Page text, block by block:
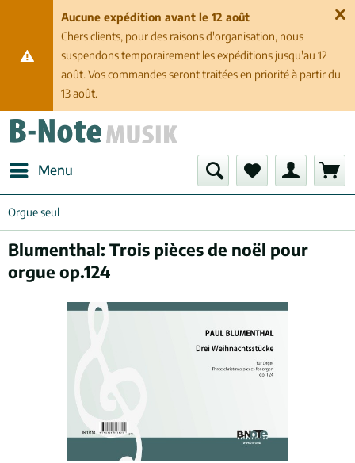
Aucune expédition avant le 12 août
Chers clients, pour des raisons d'organisation, nous
suspendons temporairement les expéditions jusqu'au 12
août. Vos commandes seront traitées en priorité à partir du
13 août.
Menu
Orgue seul
Blumenthal: Trois pièces de noël pour
orgue op.124